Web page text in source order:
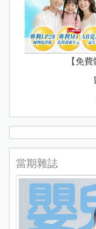
【免
當期雜誌